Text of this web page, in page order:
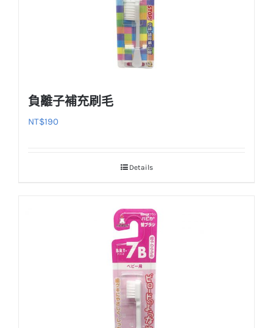
負離子補充刷毛
NT$190
Details